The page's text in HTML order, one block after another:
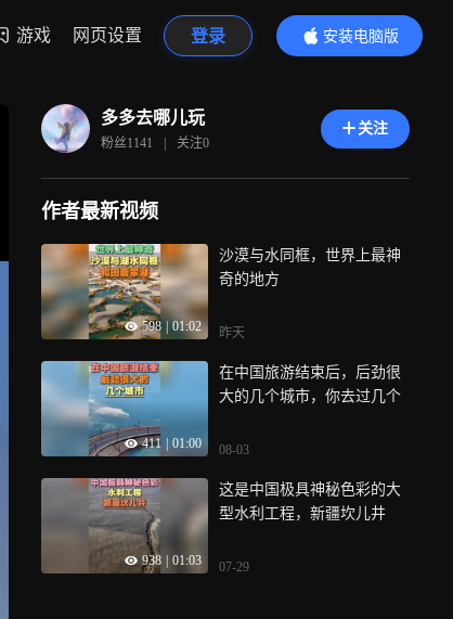
游戏 网页设置 登录
安装电脑版
内容更精彩
多多去哪儿玩
粉丝1141 | 关注0
关注
作者最新视频
598 01:02
沙漠与水同框，世界上最神
奇的地方
昨天
411 01:00
在中国旅游结束后，后劲很
大的几个城市，你去过几个
08-03
938 01:03
这是中国极具神秘色彩的大
型水利工程，新疆坎儿井
07-29